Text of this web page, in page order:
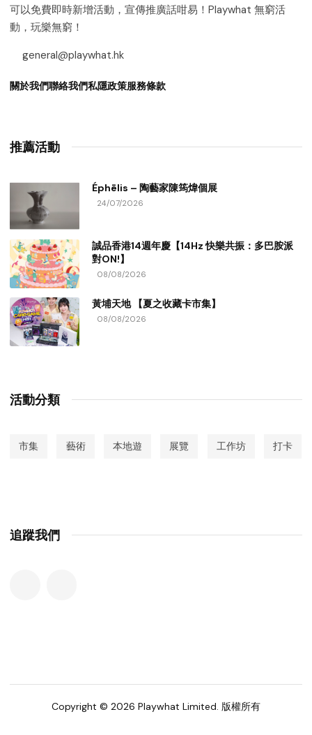
可以免費即時新增活動，宣傳推廣話咁易！Playwhat 無窮活
動，玩樂無窮！
general@playwhat.hk
關於我們聯絡我們私隱政策服務條款
推薦活動
Éphēlis – 陶藝家陳筠煒個展
24/07/2026
誠品香港14週年慶【14Hz 快樂共振：多巴胺派
對ON!】
08/08/2026
黃埔天地 【夏之收藏卡市集】
08/08/2026
活動分類
市集 藝術 本地遊 展覽 工作坊 打卡
追蹤我們
Copyright © 2026 Playwhat Limited. 版權所有